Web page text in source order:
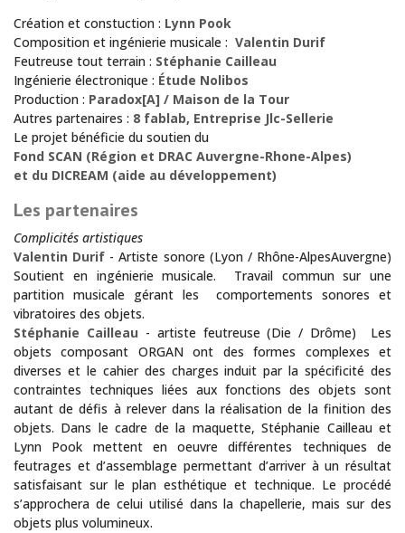
Création et constuction : Lynn Pook
Composition et ingénierie musicale : Valentin Durif
Feutreuse tout terrain : Stéphanie Cailleau
Ingénierie électronique : Étude Nolibos
Production : Paradox[A] / Maison de la Tour
Autres partenaires : 8 fablab, Entreprise Jlc-Sellerie
Le projet bénéficie du soutien du
Fond SCAN (Région et DRAC Auvergne-Rhone-Alpes)
et du DICREAM (aide au développement)
Les partenaires
Complicités artistiques
Valentin Durif - Artiste sonore (Lyon / Rhône-AlpesAuvergne)
Soutient en ingénierie musicale. Travail commun sur une
partition musicale gérant les comportements sonores et
vibratoires des objets.
Stéphanie Cailleau - artiste feutreuse (Die / Drôme) Les
objets composant ORGAN ont des formes complexes et
diverses et le cahier des charges induit par la spécificité des
contraintes techniques liées aux fonctions des objets sont
autant de défis à relever dans la réalisation de la finition des
objets. Dans le cadre de la maquette, Stéphanie Cailleau et
Lynn Pook mettent en oeuvre différentes techniques de
feutrages et d’assemblage permettant d’arriver à un résultat
satisfaisant sur le plan esthétique et technique. Le procédé
s’approchera de celui utilisé dans la chapellerie, mais sur des
objets plus volumineux.